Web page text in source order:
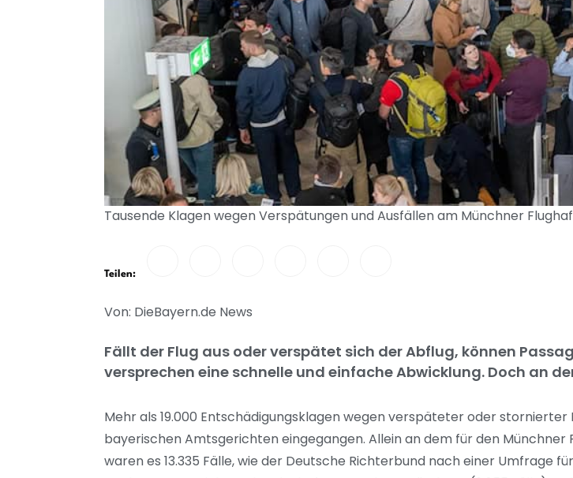
Tausende Klagen wegen Verspätungen und Ausfällen am Münchner
Teilen:
Von: DieBayern.de News
Fällt der Flug aus oder verspätet sich der Abflug, können
versprechen eine schnelle und einfache Abwicklung. Doch an
Mehr als 19.000 Entschädigungsklagen wegen verspäteter oder
bayerischen Amtsgerichten eingegangen. Allein an dem für den
waren es 13.335 Fälle, wie der Deutsche Richterbund nach einer Umfrage